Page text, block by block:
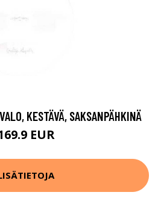
KESTÄVÄ, SAKSANPÄHKINÄ
EUR